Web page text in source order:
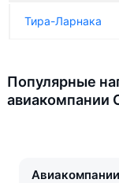
Тира-Ларнака
Популярные
авиакомпании
Авиакомпании